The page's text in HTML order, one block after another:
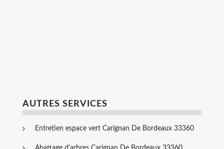
AUTRES SERVICES
Entretien espace vert Carignan De Bordeaux 33360